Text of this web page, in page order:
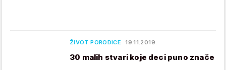
ŽIVOT PORODICE 19.11.2019.
30 malih stvari koje deci puno znače